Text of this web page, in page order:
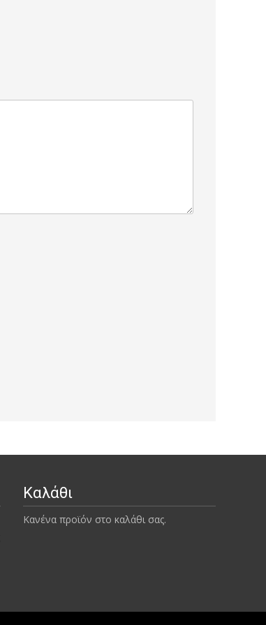
Καλάθι
Κανένα προϊόν στο καλάθι σας.